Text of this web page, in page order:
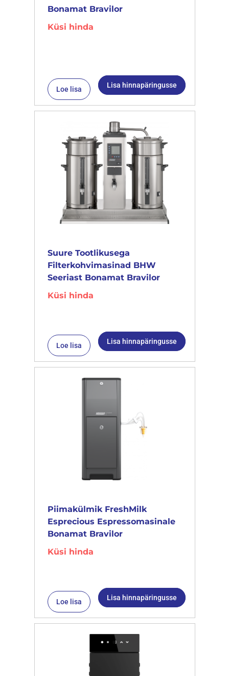
Bonamat Bravilor
Küsi hinda
Loe lisa Lisa hinnapäringusse
Suure Tootlikusega
Filterkohvimasinad BHW
Seeriast Bonamat Bravilor
Küsi hinda
Loe lisa Lisa hinnapäringusse
Piimakülmik FreshMilk
Esprecious Espressomasinale
Bonamat Bravilor
Küsi hinda
Loe lisa Lisa hinnapäringusse